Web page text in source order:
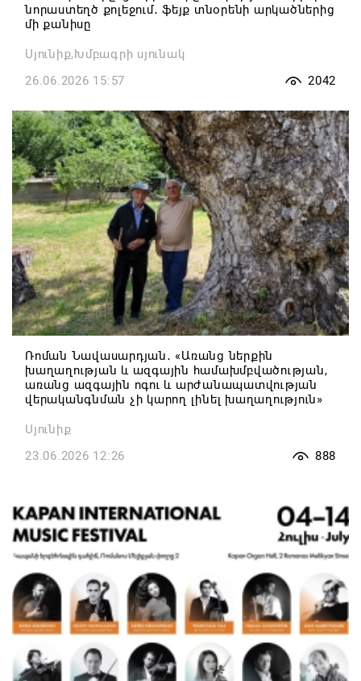
նորաստեղծ քոլեջում․ ֆեյք տնօրենի արկածներից
մի քանիսը
Սյունիք,Խմբագրի սյունակ
26.06.2026 15:57
2042
Ռոման Նավասարդյան․ «Առանց ներքին
խաղաղության և ազգային համախմբվածության,
առանց ազգային ոգու և արժանապատվության
վերականգնման չի կարող լինել խաղաղություն»
Սյունիք
23.06.2026 12:26
888